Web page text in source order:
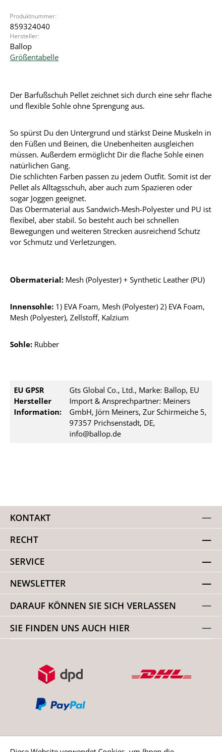
Produktnummer:
859324040
Hersteller:
Ballop
Größentabelle
Der Barfußschuh Pellet zeichnet sich durch eine sehr flache
und flexible Sohle ohne Sprengung aus.
So spürst Du den Untergrund und stärkst Deine Muskeln in
den Füßen und Beinen, die Unebenheiten ausgleichen
müssen. Außerdem ermöglicht Dir die flache Sohle einen
natürlichen Gang.
Die schlichten Farben passen zu jedem Outfit. Somit ist der
Pellet als Alltagsschuh, aber auch zum Spazieren oder
sogar Joggen geeignet.
Das Obermaterial aus Sandwich-Mesh-Polyester und PU ist
flexibel, aber stabil. So besteht auch bei schnellen
Bewegungen und weiteren Strecken ausreichend Schutz
vor Schmutz und Verletzungen.
Obermaterial: Mesh (Polyester) + Synthetic Leather (PU)
Innensohle: 1) EVA Foam, Mesh (Polyester) 2) EVA Foam,
Mesh (Polyester), Zellstoff, Kalzium
Sohle: Rubber
EU GPSR
Hersteller
Information:
Gts Global Co., Ltd., Marke: Ballop, EU
Import & Ansprechpartner: Meiners
GmbH, Jörn Meiners, Zur Schirmeiche 5,
97357 Prichsenstadt, DE,
info@ballop.de
KONTAKT
RECHT
SERVICE
NEWSLETTER
DARAUF KÖNNEN SIE SICH VERLASSEN
SIE FINDEN UNS AUCH HIER